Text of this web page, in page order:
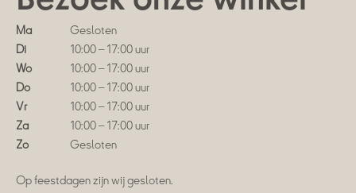
Ma
Gesloten
Di
10:00 – 17:00 uur
Wo
10:00 – 17:00 uur
Do
10:00 – 17:00 uur
Vr
10:00 – 17:00 uur
Za
10:00 – 17:00 uur
Zo
Gesloten
Op feestdagen zijn wij gesloten.